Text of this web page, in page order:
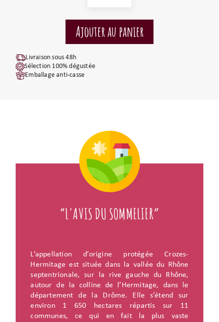
Livraison sous 48h
Sélection 100% dégustée
Emballage anti-casse
“L'AVIS DU SOMMELIER”
L’appellation d’origine protégée Crozes-
Hermitage est située dans la vallée du Rhône
septentrionale, sur la rive gauche du Rhône,
autour de la colline de l’Hermitage, dans le
département de la Drôme. Elle s’étend sur
environ 1 650 hectares répartis sur 11
communes, ce qui en fait la plus vaste